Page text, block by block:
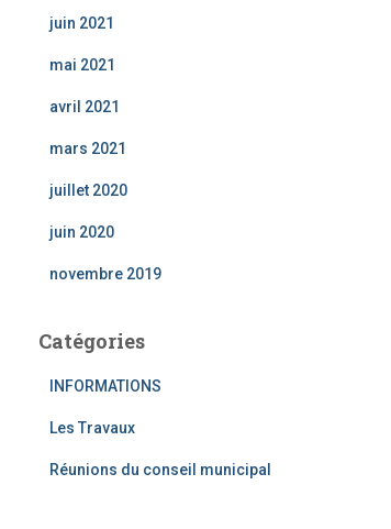
juin 2021
mai 2021
avril 2021
mars 2021
juillet 2020
juin 2020
novembre 2019
Catégories
INFORMATIONS
Les Travaux
Réunions du conseil municipal